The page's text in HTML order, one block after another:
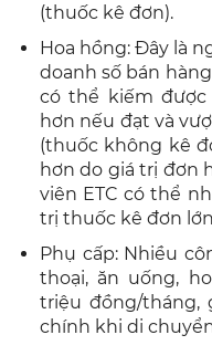
(thuốc kê đơn).
Hoa hồng: Đây là
doanh số bán
có thể kiếm được
hơn nếu đạt và
(thuốc không kê
hơn do giá trị đơn
viên ETC có thể
trị thuốc kê đơn
Phụ cấp: Nhiều
thoại, ăn uống,
triệu đồng/tháng,
chính khi di